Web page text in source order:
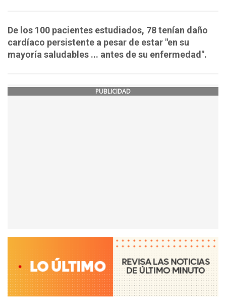
De los 100 pacientes estudiados, 78 tenían daño
cardíaco persistente a pesar de estar "en su
mayoría saludables ... antes de su enfermedad".
PUBLICIDAD